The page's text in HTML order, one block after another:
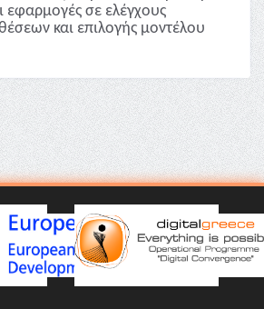
εφαρμογές σε ελέγχους
και επιλογής μοντέλου